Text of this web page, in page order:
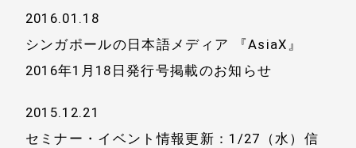
サービス
事例と実績
会社概要
づく表示
2016.01.18
シンガポールの日本語メディア 『AsiaX』
2016年1月18日発行号掲載のお知らせ
2015.12.21
セミナー・イベント情報更新：1/27（水）信